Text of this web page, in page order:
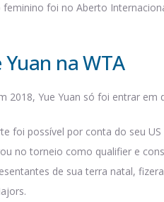
foi no Aberto
na WTA
2018, Yue Yuan só foi entrar
foi possível por conta do seu
no torneio como qualifier e
de sua terra natal,